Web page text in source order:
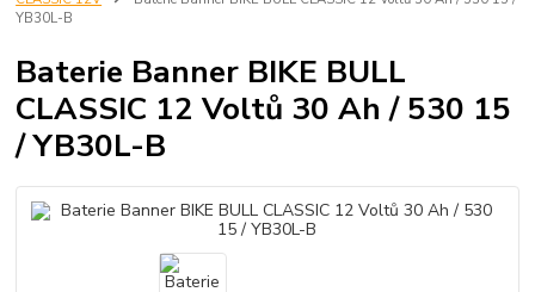
YB30L-B
Baterie Banner BIKE BULL
CLASSIC 12 Voltů 30 Ah / 530 15
/ YB30L-B